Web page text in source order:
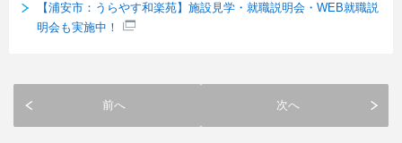
【浦安市：うらやす和楽苑】施設見学・就職説明会・WEB就職説
明会も実施中！
前へ 次へ